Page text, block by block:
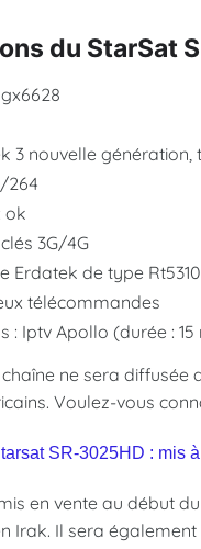
du StarSat
3 nouvelle
264
ok
3G/4G
Erdatek de type
télécommandes
: Iptv Apollo (durée :
ne sera
Voulez-vous
SR-3025HD : mis
en vente au début
Irak. Il sera